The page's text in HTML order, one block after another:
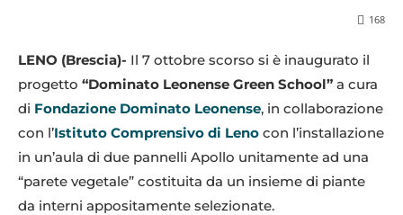
168
LENO (Brescia)- Il 7 ottobre scorso si è inaugurato il
progetto “Dominato Leonense Green School” a cura
di Fondazione Dominato Leonense, in collaborazione
con l’Istituto Comprensivo di Leno con l’installazione
in un’aula di due pannelli Apollo unitamente ad una
“parete vegetale” costituita da un insieme di piante
da interni appositamente selezionate.